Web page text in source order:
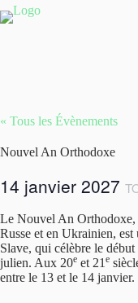
Passer
au
« Tous les Évènements
Nouvel An Orthodoxe
14 janvier 2027
Le Nouvel An
Russe et en Ukrainien,
Slave, qui célèbre le
julien. Aux 20e et 21 e
entre le 13 et le 14 janvier.